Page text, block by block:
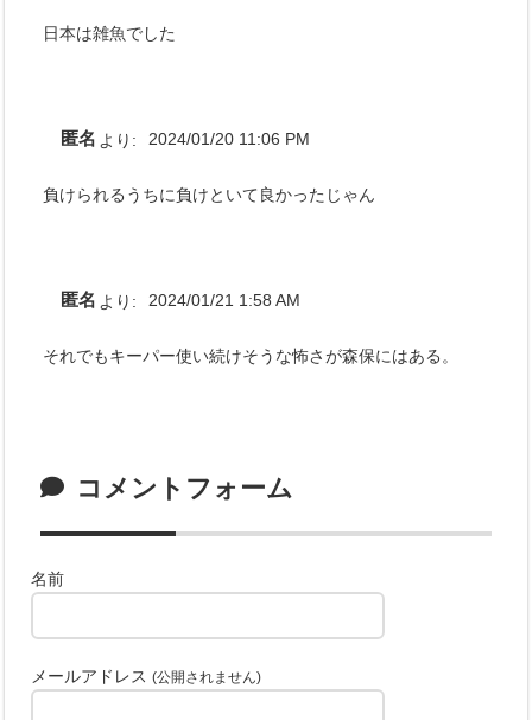
日本は雑魚でした
匿名 より: 2024/01/20 11:06 PM
負けられるうちに負けといて良かったじゃん
匿名 より: 2024/01/21 1:58 AM
それでもキーパー使い続けそうな怖さが森保にはある。
コメントフォーム
名前
メールアドレス(公開されません)